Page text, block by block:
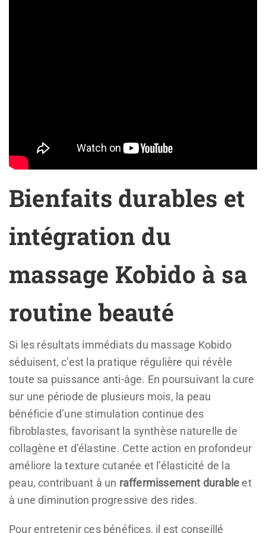
Bienfaits durables et
intégration du
massage Kobido à sa
routine beauté
Si les résultats immédiats du massage Kobido
séduisent, c’est la pratique régulière qui révèle
toute sa puissance anti-âge. En poursuivant la cure
sur une période de plusieurs mois, la peau
bénéficie d’une stimulation continue des
fibroblastes, favorisant la synthèse naturelle de
collagène et d’élastine. Cette action en profondeur
améliore la texture cutanée et l’élasticité de la
peau, contribuant à un raffermissement durableet
à une diminution progressive des rides.
Pour entretenir ces bénéfices, il est conseillé